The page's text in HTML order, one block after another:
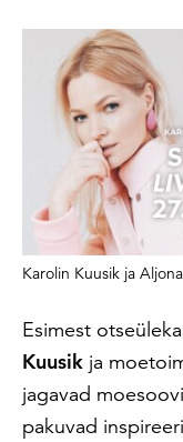
Karolin Kuusik ja
Esimest
Kuusik ja
jagavad
pakuvad